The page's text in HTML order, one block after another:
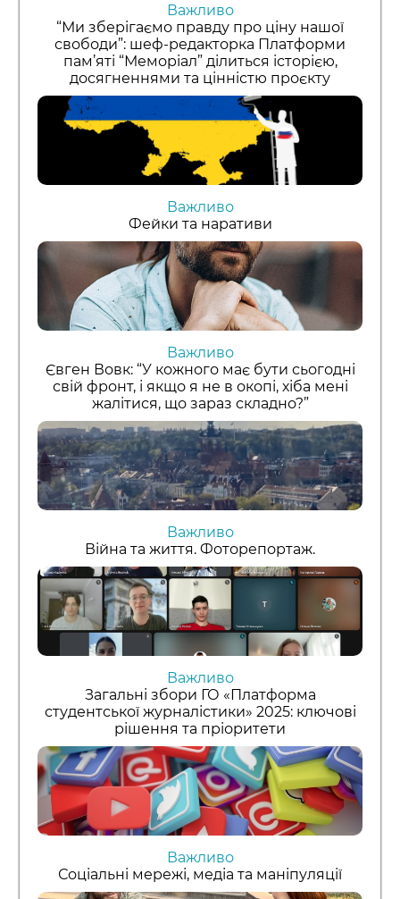
Важливо
“Ми зберігаємо правду про ціну нашої
свободи”: шеф-редакторка Платформи
пам’яті “Меморіал” ділиться історією,
досягненнями та цінністю проєкту
Важливо
Фейки та наративи
Важливо
Євген Вовк: “У кожного має бути сьогодні
свій фронт, і якщо я не в окопі, хіба мені
жалітися, що зараз складно?”
Важливо
Війна та життя. Фоторепортаж.
Важливо
Загальні збори ГО «Платформа
студентської журналістики» 2025: ключові
рішення та пріоритети
Важливо
Соціальні мережі, медіа та маніпуляції